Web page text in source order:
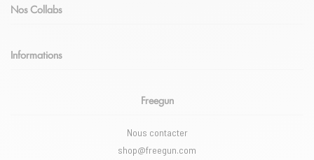
Nos Collabs
Informations
Freegun
Nous contacter
shop@freegun.com